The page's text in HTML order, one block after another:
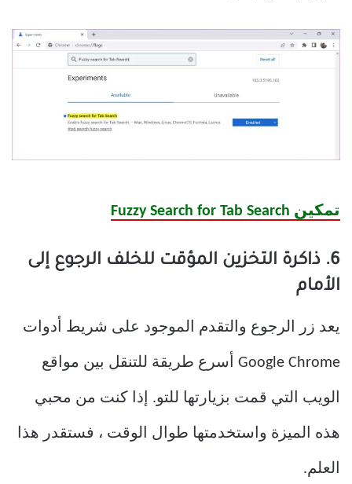
تمكين Fuzzy Search for Tab Search
6. ذاكرة التخزين المؤقت للخلف الرجوع إلى
الأمام
يعد زر الرجوع والتقدم الموجود على شريط أدوات
Google Chrome أسرع طريقة للتنقل بين مواقع
الويب التي قمت بزيارتها للتو. إذا كنت من محبي
هذه الميزة واستخدمتها طوال الوقت ، فستقدر هذا
العلم.